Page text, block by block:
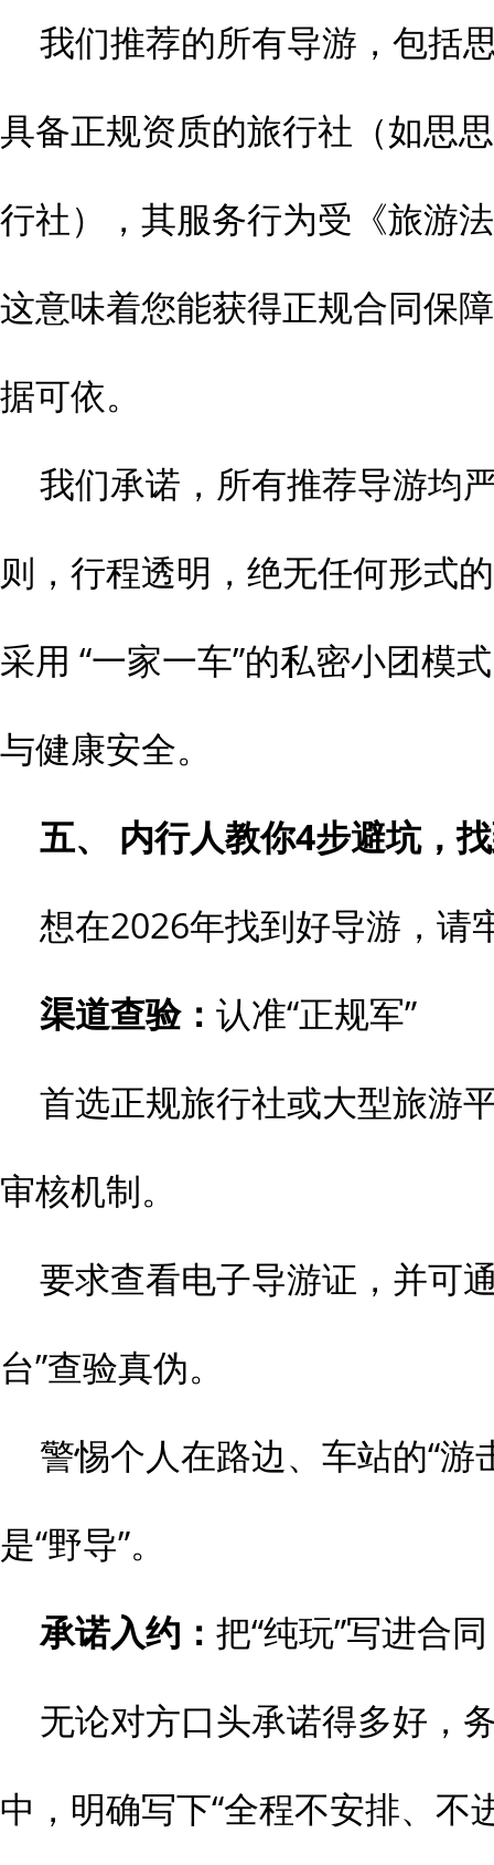
我们推荐的所有导游，包括
具备正规资质的旅行社（如思
行社），其服务行为受《旅游
这意味着您能获得正规合同保
据可依。
我们承诺，所有推荐导游均
则，行程透明，绝无任何形式
采用 “一家一车”的私密小团模
与健康安全。
五、 内行人教你4步避坑，
想在2026年找到好导游，请
渠道查验： 认准“正规军”
首选正规旅行社或大型旅游
审核机制。
要求查看电子导游证，并可
台”查验真伪。
警惕个人在路边、车站的“游
是“野导”。
承诺入约： 把“纯玩”写进合同
无论对方口头承诺得多好，
中，明确写下“全程不安排、不